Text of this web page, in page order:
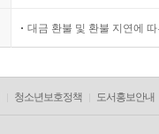
대금 환불 및 환불 지연에
청소년보호정책 도서홍보안내